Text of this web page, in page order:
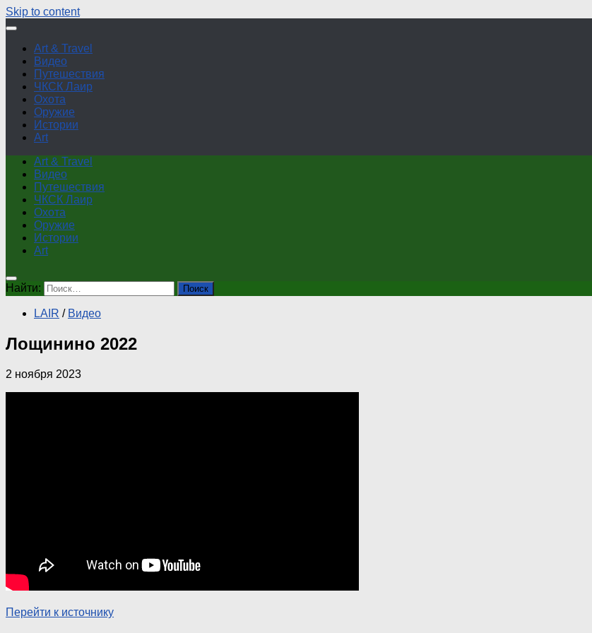
Skip to content
Art & Travel
Видео
Путешествия
ЧКСК Лаир
Охота
Оружие
Истории
Art
Art & Travel
Видео
Путешествия
ЧКСК Лаир
Охота
Оружие
Истории
Art
Найти:
LAIR / Видео
Лощинино 2022
2 ноября 2023
Перейти к источнику